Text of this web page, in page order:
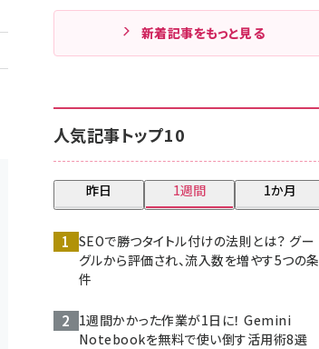
新着記事をもっと見る
人気記事トップ10
昨日 1週間 1か月
SEOで勝つタイトル付けの法則とは？ グー
グルから評価され、流入数を増やす5つの条
件
1週間かかった作業が1日に！ Gemini
Notebookを無料で使い倒す活用術8選